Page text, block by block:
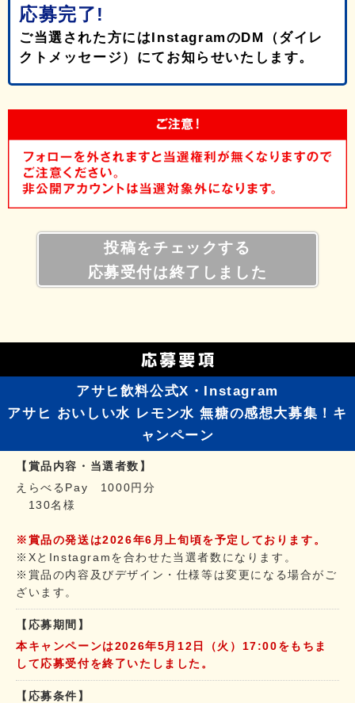
応募完了!
ご当選された方にはInstagramのDM（ダイレ
クトメッセージ）にてお知らせいたします。
投稿をチェックする
応募受付は終了しました
アサヒ飲料公式X・Instagram
アサヒ おいしい水 レモン水 無糖の感想大募集！キ
ャンペーン
【賞品内容・当選者数】
えらべるPay 1000円分
130名様
※賞品の発送は2026年6月上旬頃を予定しております。
※XとInstagramを合わせた当選者数になります。
※賞品の内容及びデザイン・仕様等は変更になる場合がご
ざいます。
【応募期間】
本キャンペーンは2026年5月12日（火）17:00をもちま
して応募受付を終了いたしました。
【応募条件】